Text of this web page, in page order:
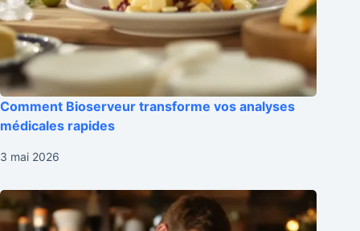
Comment Bioserveur transforme vos analyses
médicales rapides
3 mai 2026